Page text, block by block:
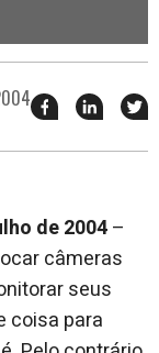
Compartilhar
esse
no
esse
no
de 2004–
câmeras
seus
coisa para